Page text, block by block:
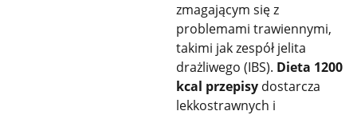
zmagającym się z
problemami trawiennymi,
takimi jak zespół jelita
drażliwego (IBS). Dieta 1200
kcal przepisy dostarcza
lekkostrawnych i